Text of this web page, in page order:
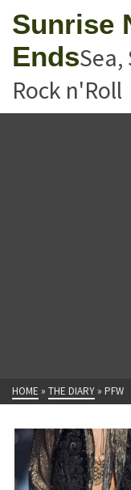
Sunrise
Ends
Rock n'Roll
HOME » THE DIARY » PFW